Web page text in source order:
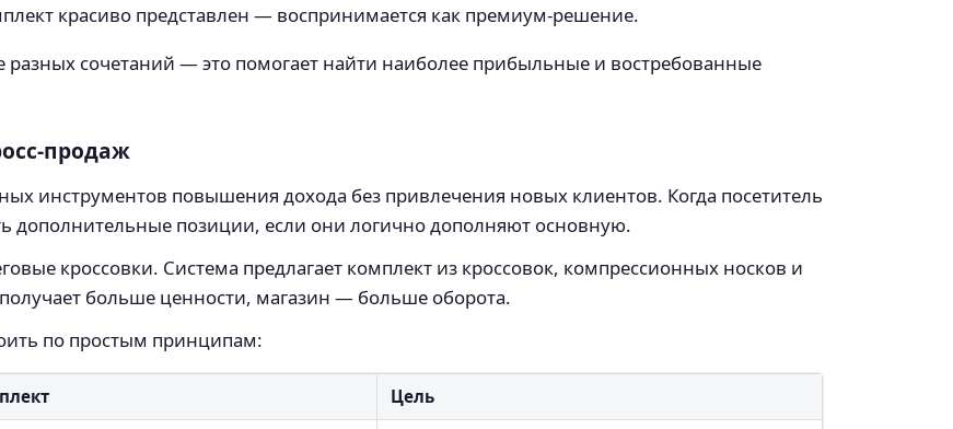
красиво представлен — воспринимается как премиум-решение.
разных сочетаний — это помогает найти наиболее прибыльные и востребованные
продаж
инструментов повышения дохода без привлечения новых клиентов. Когда посетитель
дополнительные позиции, если они логично дополняют основную.
кроссовки. Система предлагает комплект из кроссовок, компрессионных носков и
больше ценности, магазин — больше оборота.
по простым принципам:
Цель